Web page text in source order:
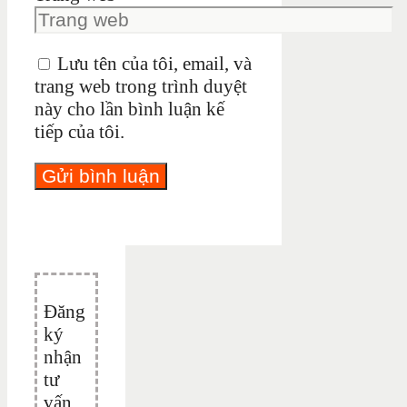
Lưu tên của tôi, email, và
trang web trong trình duyệt
này cho lần bình luận kế
tiếp của tôi.
Đăng
ký
nhận
tư
vấn